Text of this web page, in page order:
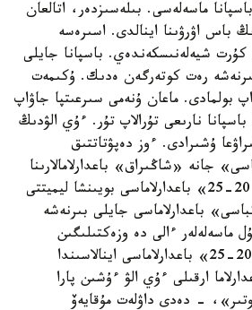
ماسەلەسى. بىلەسىزدەر، اتالعان
باس اۋرۋىنا اينالدى. اسىرەسە
شيەلەنىسكەندەي. باسپانا جايلى
رەت كوتەرگەن ەدىك. ۇكىمەت
بولمادى. ماعان ۇنەمى سىرعىتپا جاۋاپ
نارىعى تۇرالاپ تۇر. ءۇي الۋدىڭ
ۇشىرادى. ءوز دەپۋتاتتىق
جانە «شاڭىراق» باعدارلامالارىنا
وزگەرىس ەنگىزۋ، «7-20-25» باعدارلاماسى بويىنشا ليميتتى
باعدارلاماسى جايلى بىرنەشە
ماسەلەلەر ءالى دە وزەكتىلىگىن
جوعالتقان ەمەس. «7-20-25» باعدارلاماسى اينالاسىندا
ارقىلى ءۇي الۋ ءۇشىن پارا
- دەدى داۋلەت مۇقايەۆ